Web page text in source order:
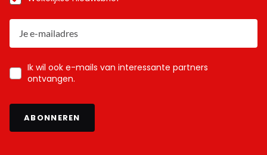
ruud-hennep#91903
26 augustus 2025 10:00
Trieste opmerkingen weer zeg.
melden met een RN365-account.
Ik wil ook e-mails van interessante partners
ontvangen.
ABONNEREN